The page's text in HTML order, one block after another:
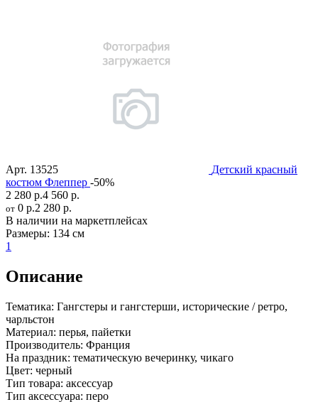
Арт. 13525
Детский красный
костюм Флеппер -50%
2 280 р.4 560 р.
от 0 р.2 280 р.
В наличии на маркетплейсах
Размеры: 134 см
1
Описание
Тематика: Гангстеры и гангстерши, исторические / ретро,
чарльстон
Материал: перья, пайетки
Производитель: Франция
На праздник: тематическую вечеринку, чикаго
Цвет: черный
Тип товара: аксессуар
Тип аксессуара: перо